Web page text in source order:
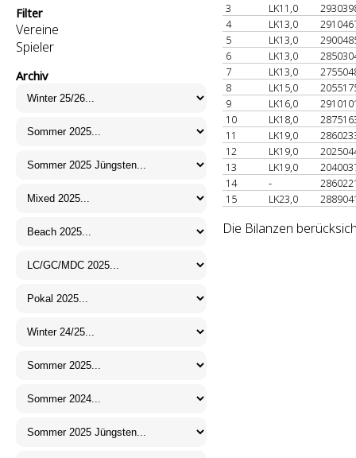
Filter
Vereine
Spieler
Archiv
3
LK11,0
4
LK13,0
5
LK13,0
6
LK13,0
7
LK13,0
8
LK15,0
9
LK16,0
10
LK18,0
11
LK19,0
12
LK19,0
13
LK19,0
14
-
15
LK23,0
Die Bilanzen